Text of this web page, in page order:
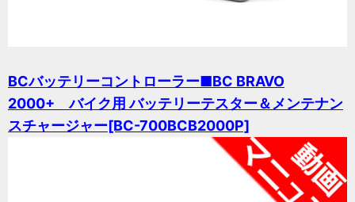
BCバッテリーコントローラー■BC BRAVO
2000+ バイク用 バッテリーテスター＆メンテナン
スチャージャー[BC-700BCB2000P]